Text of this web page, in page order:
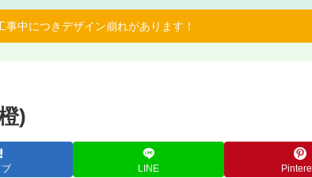
事中につきデザイン崩れがあります！
)
ブ LINE